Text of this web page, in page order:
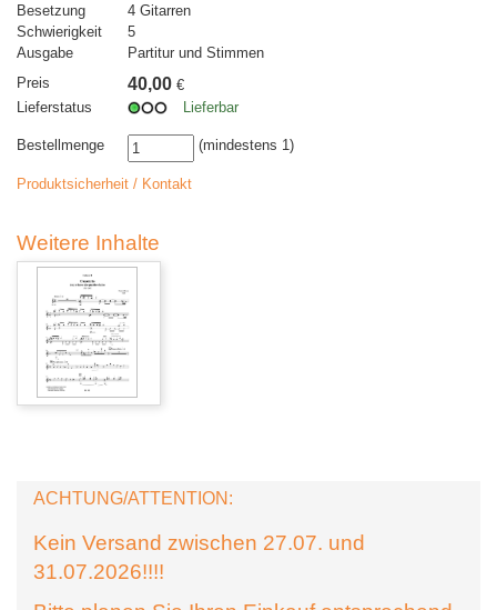
Besetzung
4 Gitarren
Schwierigkeit
5
Ausgabe
Partitur und Stimmen
Preis
40,00 €
Lieferstatus
Lieferbar
Bestellmenge (mindestens 1)
Produktsicherheit / Kontakt
Weitere Inhalte
ACHTUNG/ATTENTION:
Kein Versand zwischen 27.07. und
31.07.2026!!!!